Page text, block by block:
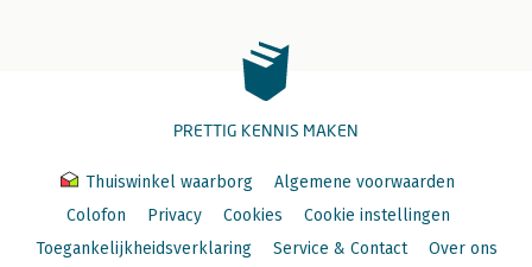
PRETTIG KENNIS MAKEN
Thuiswinkel waarborg
Algemene voorwaarden
Colofon
Privacy Cookies
Cookie instellingen
Toegankelijkheidsverklaring
Service & Contact Over ons